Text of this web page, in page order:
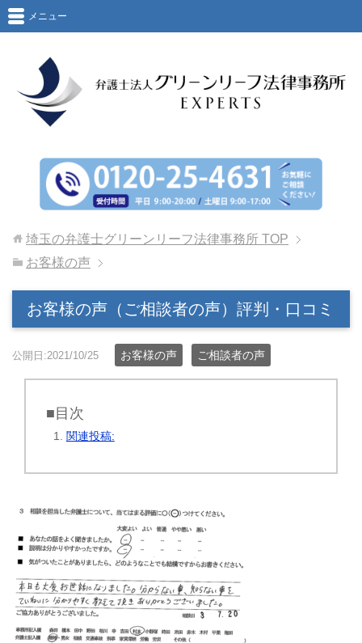
メニュー
埼玉の弁護士グリーンリーフ法律事務所 TOP
お客様の声
お客様の声（ご相談者の声）評判・口コミ
公開日:2021/10/25 お客様の声 ご相談者の声
■目次
関連投稿: